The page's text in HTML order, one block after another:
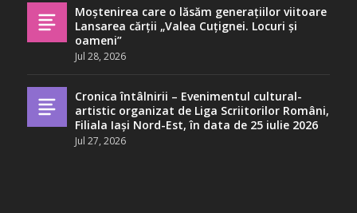
Moștenirea care o lăsăm generațiilor viitoare
Lansarea cărții „Valea Cuțignei. Locuri și
oameni”
Jul 28, 2026
Cronica întâlnirii – Evenimentul cultural-
artistic organizat de Liga Scriitorilor Români,
Filiala Iași Nord-Est, în data de 25 iulie 2026
Jul 27, 2026